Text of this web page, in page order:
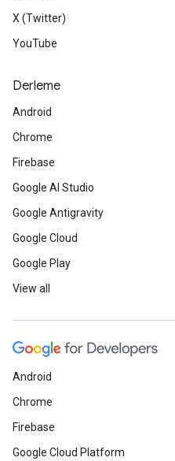
X (Twitter)
YouTube
Derleme
Android
Chrome
Firebase
Google AI Studio
Google Antigravity
Google Cloud
Google Play
View all
Android
Chrome
Firebase
Google Cloud Platform